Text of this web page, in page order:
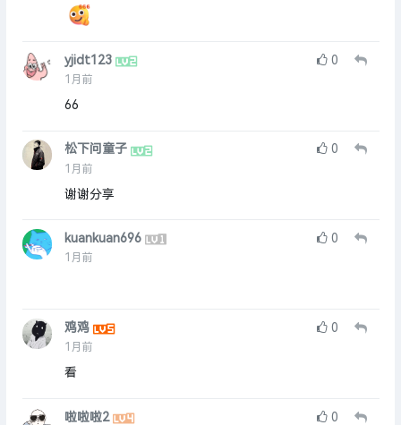
yjidt123
1月前
0
66
松下问童子
1月前
0
谢谢分享
kuankuan696
1月前
0
鸡鸡
1月前
0
看
啦啦啦2 0